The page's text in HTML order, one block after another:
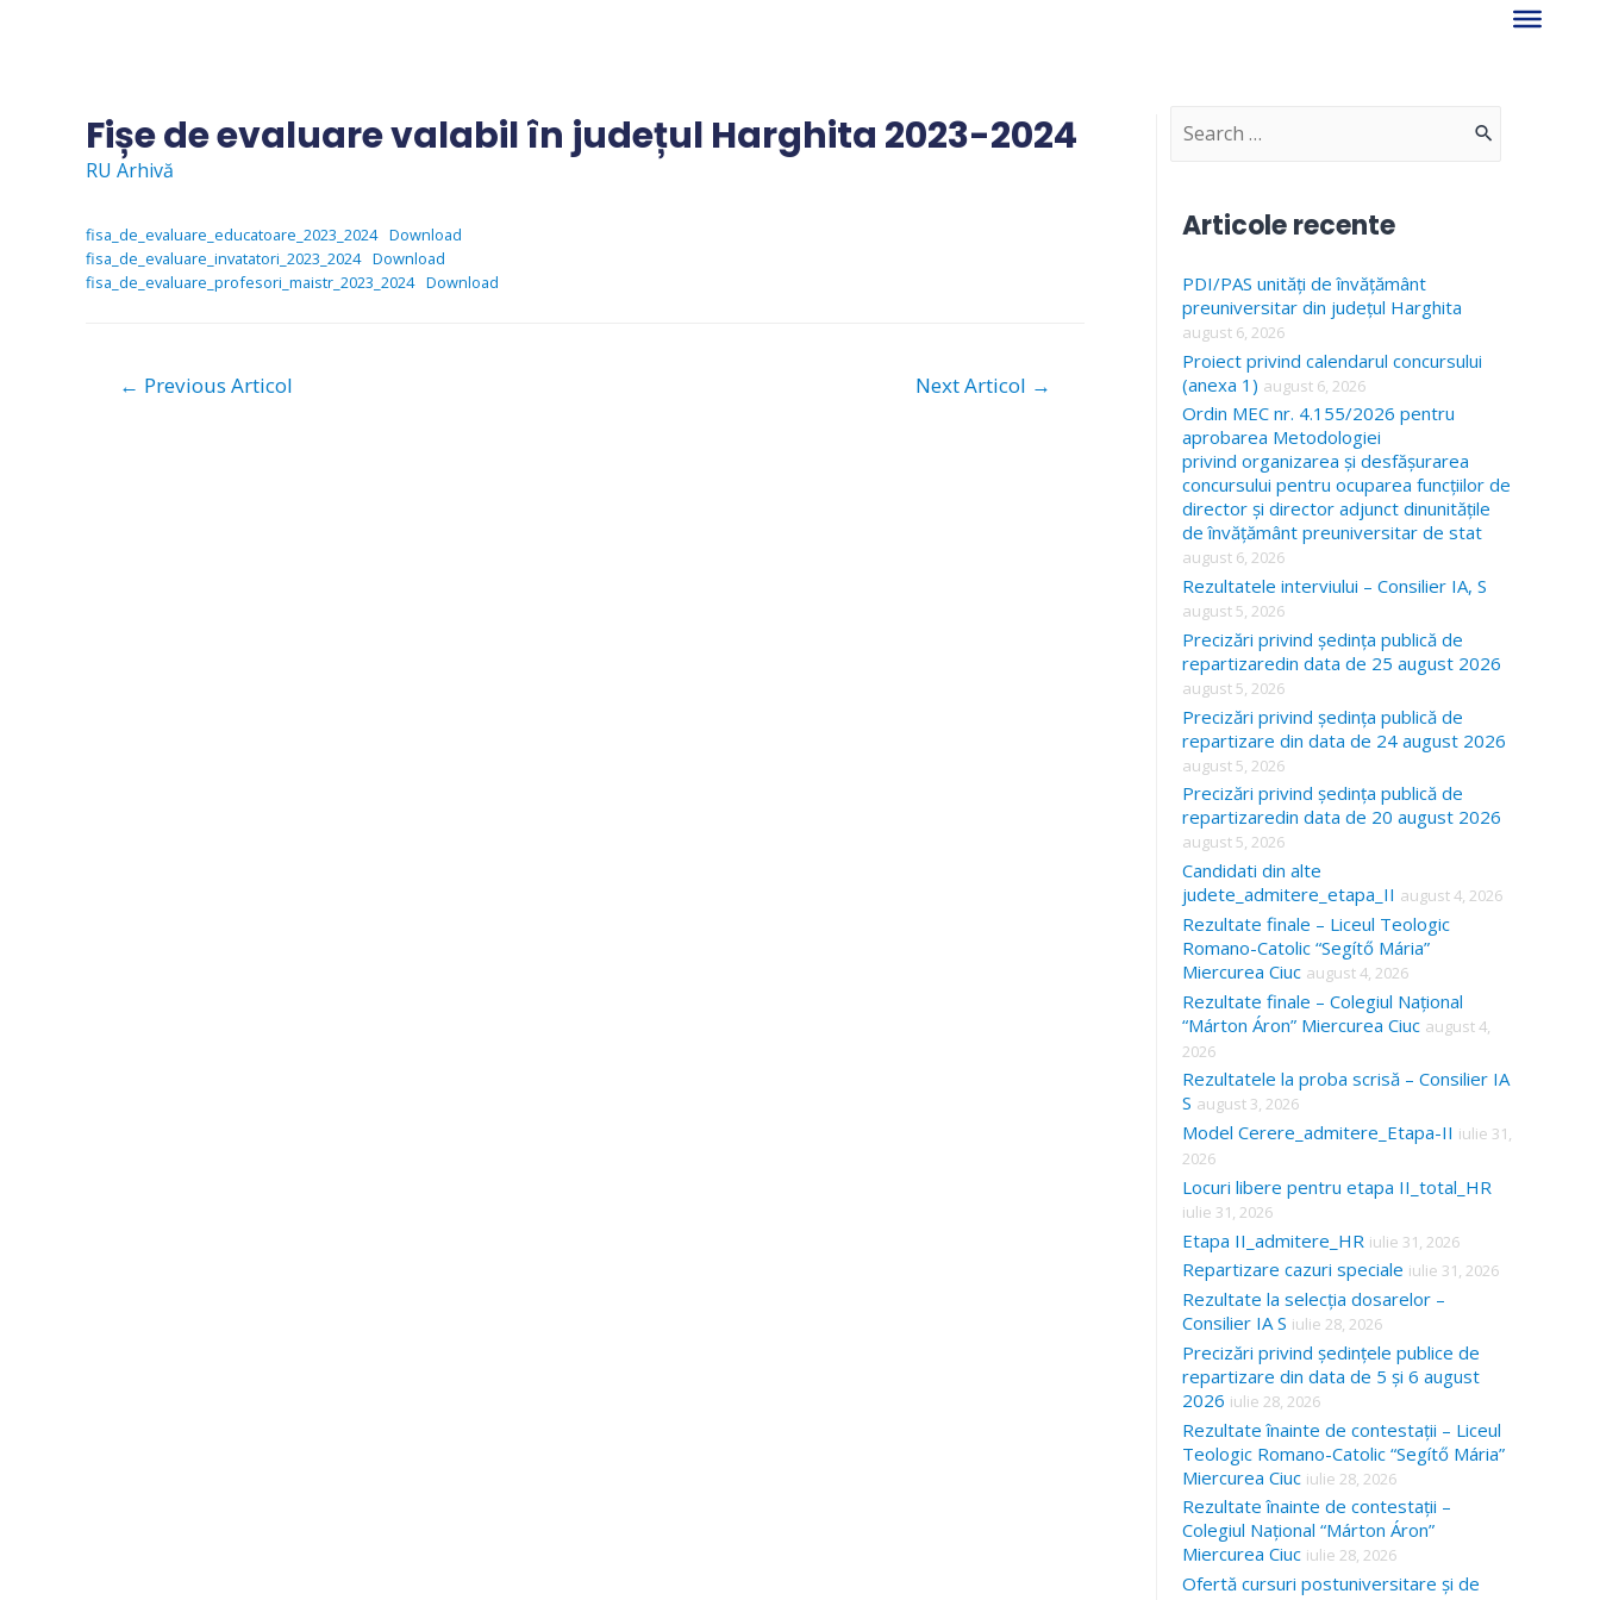
Fișe de evaluare valabil în județul Harghita 2023-2024
RU Arhivă
fisa_de_evaluare_educatoare_2023_2024 Download
fisa_de_evaluare_invatatori_2023_2024 Download
fisa_de_evaluare_profesori_maistr_2023_2024 Download
Navigare
← Previous Articol Next Articol →
S
c
h
f
o
r
:
Articole recente
PDI/PAS unități de învățământ
preuniversitar din județul Harghita
august 6, 2026
Proiect privind calendarul concursului
(anexa 1) august 6, 2026
Ordin MEC nr. 4.155/2026 pentru
aprobarea Metodologiei
privind organizarea și desfășurarea
concursului pentru ocuparea funcțiilor de
director și director adjunct dinunitățile
de învățământ preuniversitar de stat
august 6, 2026
Rezultatele interviului – Consilier IA, S
august 5, 2026
Precizări privind ședința publică de
repartizaredin data de 25 august 2026
august 5, 2026
Precizări privind ședința publică de
repartizare din data de 24 august 2026
august 5, 2026
Precizări privind ședința publică de
repartizaredin data de 20 august 2026
august 5, 2026
Candidati din alte
judete_admitere_etapa_II august 4, 2026
Rezultate finale – Liceul Teologic
Romano-Catolic “Segítő Mária”
Miercurea Ciuc august 4, 2026
Rezultate finale – Colegiul Național
“Márton Áron” Miercurea Ciuc august 4,
2026
Rezultatele la proba scrisă – Consilier IA
S august 3, 2026
Model Cerere_admitere_Etapa-II iulie 31,
2026
Locuri libere pentru etapa II_total_HR
iulie 31, 2026
Etapa II_admitere_HR iulie 31, 2026
Repartizare cazuri speciale iulie 31, 2026
Rezultate la selecția dosarelor –
Consilier IA S iulie 28, 2026
Precizări privind ședințele publice de
repartizare din data de 5 și 6 august
2026 iulie 28, 2026
Rezultate înainte de contestații – Liceul
Teologic Romano-Catolic “Segítő Mária”
Miercurea Ciuc iulie 28, 2026
Rezultate înainte de contestații –
Colegiul Național “Márton Áron”
Miercurea Ciuc iulie 28, 2026
Ofertă cursuri postuniversitare și de